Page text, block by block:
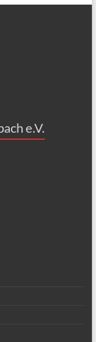
e.V.